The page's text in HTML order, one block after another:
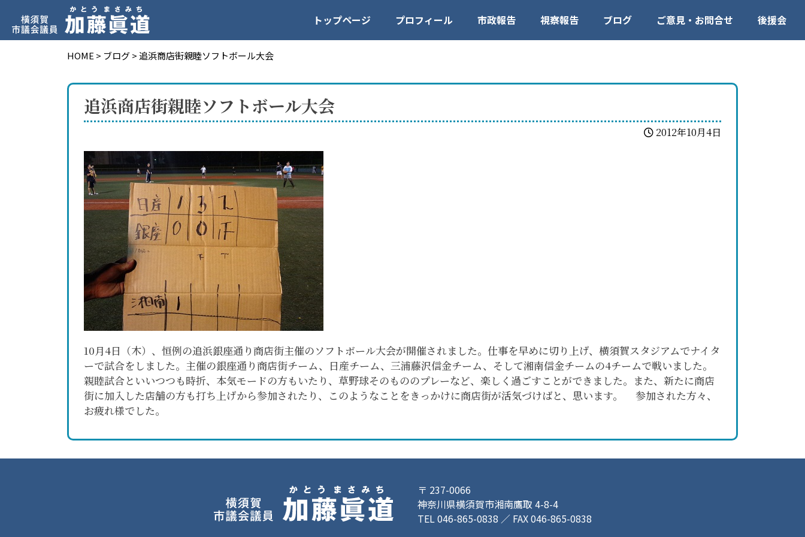
トップページ プロフィール 市政報告 視察報告 ブログ ご意見・お問合せ 後援会
HOME > ブログ>追浜商店街親睦ソフトボール大会
追浜商店街親睦ソフトボール大会
2012年10月4日
10月4日（木）、恒例の追浜銀座通り商店街主催のソフトボール大会が開催されました。仕事を早めに切り上げ、横須賀スタジアムでナイタ
ーで試合をしました。主催の銀座通り商店街チーム、日産チーム、三浦藤沢信金チーム、そして湘南信金チームの4チームで戦いました。
親睦試合といいつつも時折、本気モードの方もいたり、草野球そのもののプレーなど、楽しく過ごすことができました。また、新たに商店
街に加入した店舗の方も打ち上げから参加されたり、このようなことをきっかけに商店街が活気づけばと、思います。 参加された方々、
お疲れ様でした。
〒 237-0066
神奈川県横須賀市湘南鷹取 4-8-4
TEL 046-865-0838 ／ FAX 046-865-0838